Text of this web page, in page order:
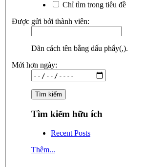
Chỉ tìm trong tiêu đề
Được gửi bởi thành viên:
Dãn cách tên bằng dấu phẩy(,).
Mới hơn ngày:
Tìm kiếm hữu ích
Recent Posts
Thêm...